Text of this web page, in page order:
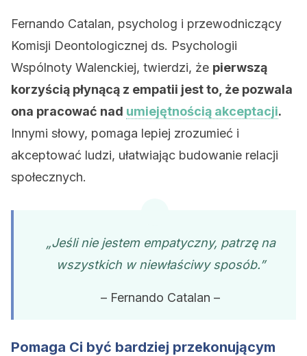
Fernando Catalan, psycholog i przewodniczący
Komisji Deontologicznej ds. Psychologii
Wspólnoty Walenckiej, twierdzi, że pierwszą
korzyścią płynącą z empatii jest to, że pozwala
ona pracować nad umiejętnością akceptacji.
Innymi słowy, pomaga lepiej zrozumieć i
akceptować ludzi, ułatwiając budowanie relacji
społecznych.
„Jeśli nie jestem empatyczny, patrzę na
wszystkich w niewłaściwy sposób.”
– Fernando Catalan –
Pomaga Ci być bardziej przekonującym